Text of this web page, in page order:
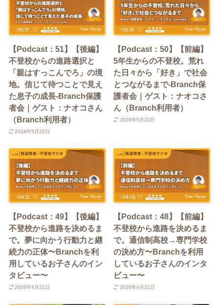
【Podcast：51】【後編】
不登校からの進路選択と
「親はすっこんでろ」の境
地。信じて待つことで見え
た息子の成長-Branch保護
者会｜ゲスト：ナオコさん
（Branch利用者）
2026年5月22日
【Podcast：50】【前編】
5年生からの不登校。荒れ
た日々から「好き」で社会
とつながるまで-Branch保
護者会｜ゲスト：ナオコさ
ん（Branch利用者）
2026年5月22日
【Podcast：49】【後編】
不登校から進路を決めるま
で。夢に向かう行動力と継
続力の正体〜Branchを利
用しているお子さんのイン
タビュー〜
2026年4月21日
【Podcast：48】【前編】
不登校から進路を決めるま
で。通信制高校→専門学校
の決め方〜Branchを利用
しているお子さんのインタ
ビュー〜
2026年4月21日